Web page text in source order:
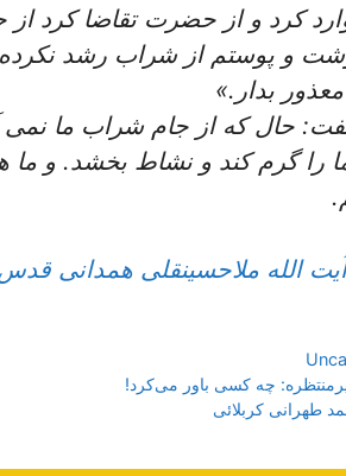
كرد و از حضرت تقاضا كرد
و پوستم از شراب رشد
معذور بدار.»
حال كه از جام شراب ما نمى‏
را گرم كند و نشاط بخشد. و
الله ملاحسینقلی همدانی
چه کسی باور می‌کرد!
طهرانی کربلائی